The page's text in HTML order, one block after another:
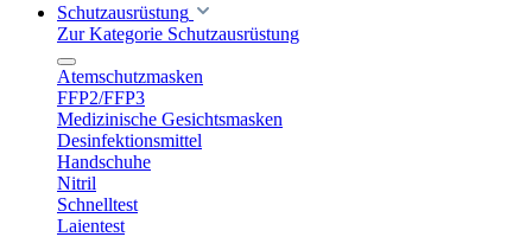
Schutzausrüstung
Zur Kategorie Schutzausrüstung
Atemschutzmasken
FFP2/FFP3
Medizinische Gesichtsmasken
Desinfektionsmittel
Handschuhe
Nitril
Schnelltest
Laientest